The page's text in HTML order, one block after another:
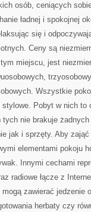
osób, ceniących
ładnej i spokojnej
się i
Ceny są
miejscu, jest
Wszystkie
Pobyt w nich to
nie brakuje
jak i sprzęty. Aby
elementami pokoju
Innymi cechami
radiowe łącze z
zawierać jedzenie
herbaty czy